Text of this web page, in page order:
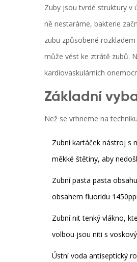
Zuby jsoutvrdé struktury v
ně nestaráme, bakterie
zubu způsobené
může vést ke ztrátě zubů.
kardiovaskulárních
Základní
Než se vrhneme na
Zubní kartáček nástroj s
měkké štětiny, aby
Zubní pasta pasta
obsahem fluoridu
Zubní nit tenký vlákno,
volbou jsou niti s
Ústní voda antiseptický